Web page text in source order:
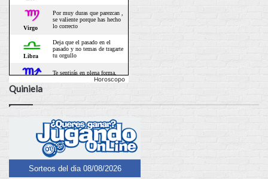
Horoscopo
Quiniela